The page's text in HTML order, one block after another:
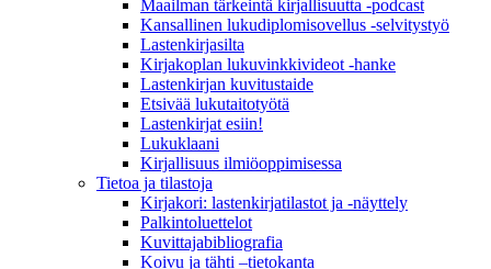
Maailman tärkeintä kirjallisuutta -podcast
Kansallinen lukudiplomisovellus -selvitystyö
Lastenkirjasilta
Kirjakoplan lukuvinkkivideot -hanke
Lastenkirjan kuvitustaide
Etsivää lukutaitotyötä
Lastenkirjat esiin!
Lukuklaani
Kirjallisuus ilmiöoppimisessa
Tietoa ja tilastoja
Kirjakori: lastenkirjatilastot ja -näyttely
Palkintoluettelot
Kuvittaja­bibliografia
Koivu ja tähti –tietokanta